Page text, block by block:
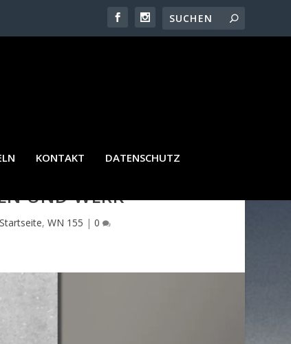
KONTAKT DATENSCHUTZ
UND WERK
Startseite,WN 155 |0